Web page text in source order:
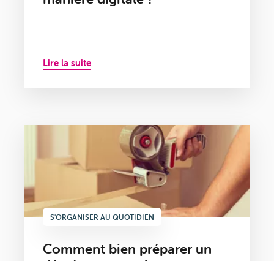
Lire la suite
S'ORGANISER AU QUOTIDIEN
Comment bien préparer un